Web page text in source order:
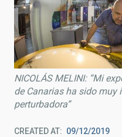
NICOLÁS MELINI: “Mi
de Canarias ha sido muy
perturbadora”
CREATED AT 09/12/2019